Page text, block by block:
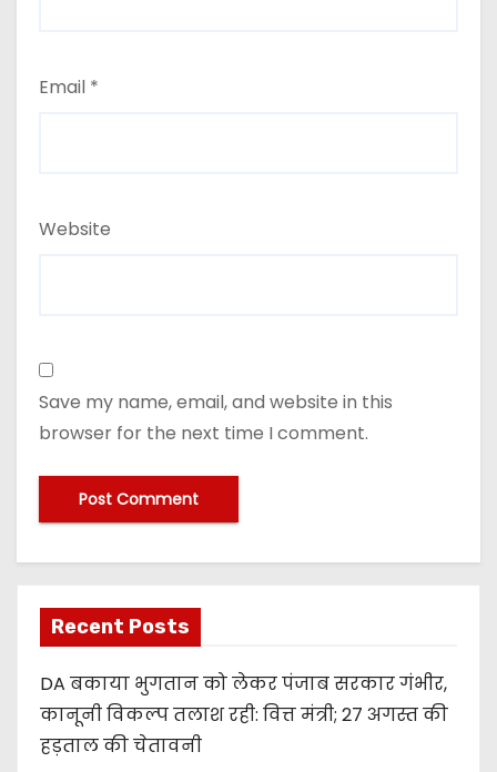
Email *
Website
Save my name, email, and website in this
browser for the next time I comment.
Recent Posts
DA बकाया भुगतान को लेकर पंजाब सरकार गंभीर,
कानूनी विकल्प तलाश रही: वित्त मंत्री; 27 अगस्त की
हड़ताल की चेतावनी